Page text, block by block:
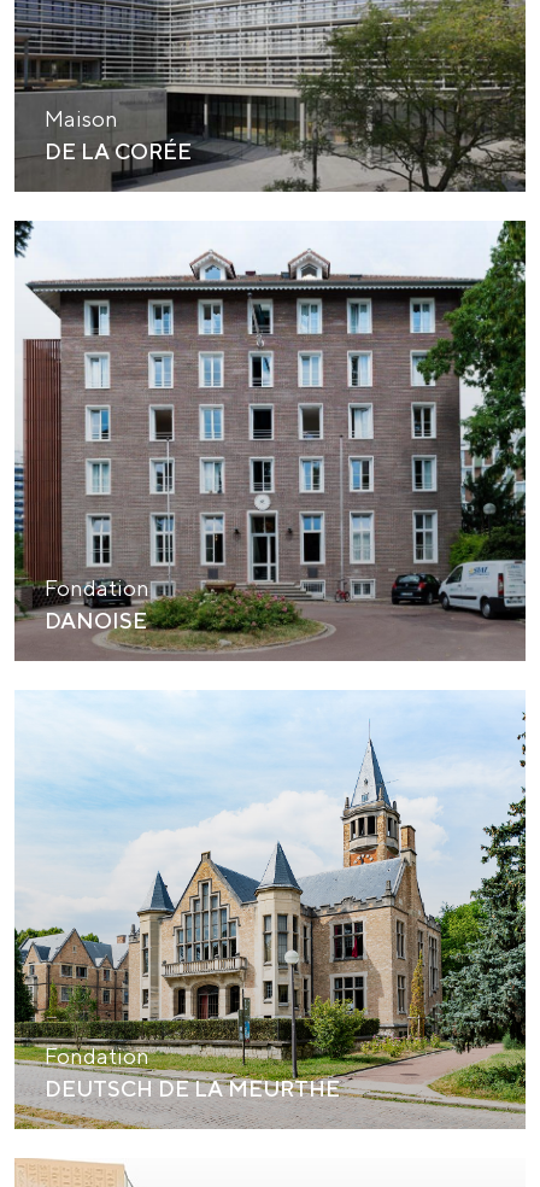
Maison
DE LA CORÉE
Fondation
DANOISE
Fondation
DEUTSCH DE LA MEURTHE